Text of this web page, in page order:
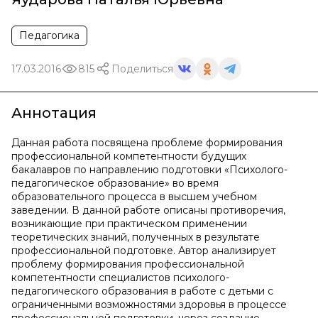
Педагогика
17.03.2016 815 Поделиться
Аннотация
Данная работа посвящена проблеме формирования
профессиональной компетентности будущих
бакалавров по направлению подготовки «Психолого-
педагогическое образование» во время
образовательного процесса в высшем учебном
заведении. В данной работе описаны противоречия,
возникающие при практическом применении
теоретических знаний, полученных в результате
профессиональной подготовке. Автор анализирует
проблему формирования профессиональной
компетентности специалистов психолого-
педагогического образования в работе с детьми с
ограниченными возможностями здоровья в процессе